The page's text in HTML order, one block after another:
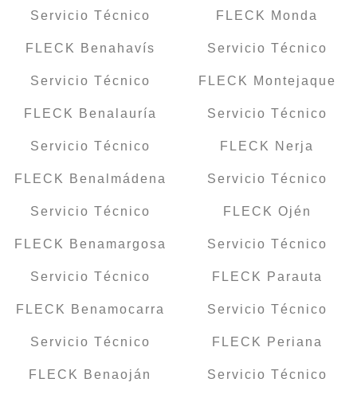
Servicio Técnico
FLECK Benahavís
Servicio Técnico
FLECK Benalauría
Servicio Técnico
FLECK Benalmádena
Servicio Técnico
FLECK Benamargosa
Servicio Técnico
FLECK Benamocarra
Servicio Técnico
FLECK Benaoján
FLECK Monda
Servicio Técnico
FLECK Montejaque
Servicio Técnico
FLECK Nerja
Servicio Técnico
FLECK Ojén
Servicio Técnico
FLECK Parauta
Servicio Técnico
FLECK Periana
Servicio Técnico